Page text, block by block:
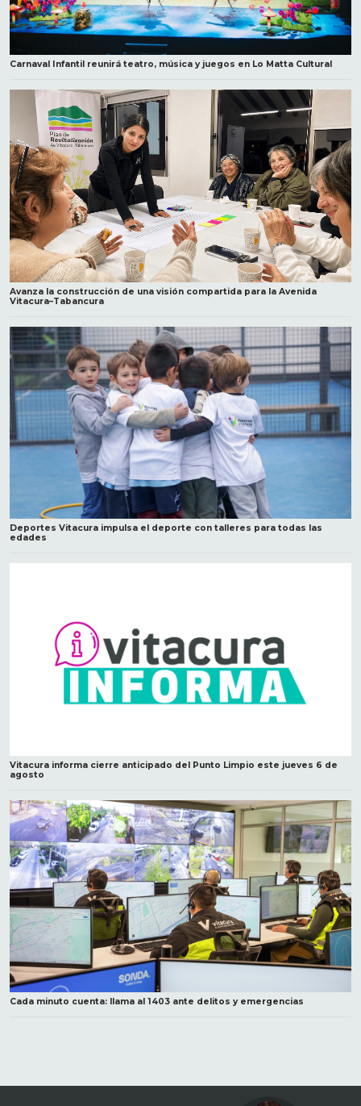
Carnaval Infantil reunirá teatro, música y juegos en Lo Matta Cultural
Avanza la construcción de una visión compartida para la Avenida
Vitacura–Tabancura
Deportes Vitacura impulsa el deporte con talleres para todas las
edades
Vitacura informa cierre anticipado del Punto Limpio este jueves 6 de
agosto
Cada minuto cuenta: llama al 1403 ante delitos y emergencias